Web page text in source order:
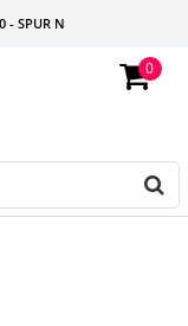
- SPUR N
0